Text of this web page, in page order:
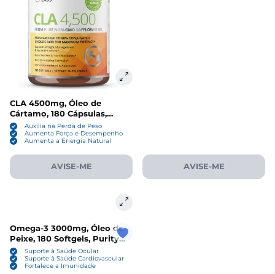
CLA 4500mg, Óleo de
Cártamo, 180 Cápsulas,
Purity Labs
Auxilia na Perda de Peso
Aumenta Força e Desempenho
Aumenta a Energia Natural
AVISE-ME AVISE-ME
Omega-3 3000mg, Óleo de
Peixe, 180 Softgels, Purity
LabsSuporte à Saúde Ocular
Suporte à Saúde Cardiovascular
Fortalece a Imunidade